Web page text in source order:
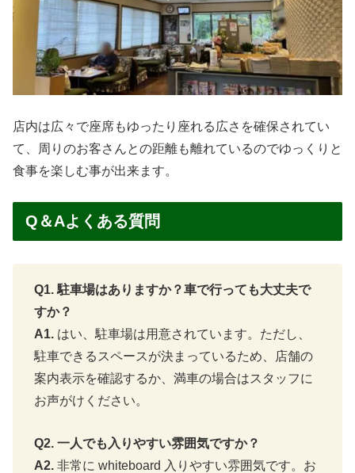
店内は広々で座席もゆったり座れる広さを確保されてい
て、周りのお客さんとの距離も離れているのでゆっくりと
食事を楽しむ事が出来ます。
Q＆Aよくある質問
Q1. 駐車場はありますか？車で行っても大丈夫で
すか？
A1. はい、駐車場は用意されています。ただし、
駐車できるスペースが決まっているため、店舗の
案内表示を確認するか、満車の場合はスタッフに
お声がけください。
Q2. 一人でも入りやすい雰囲気ですか？
A2. 非常に whiteboard 入りやすい雰囲気です。お